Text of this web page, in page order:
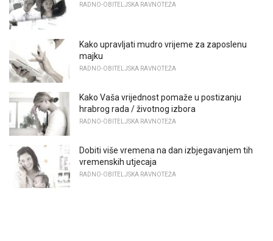
RADNO-OBITELJSKA RAVNOTEŽA
Kako upravljati mudro vrijeme za zaposlenu
majku
RADNO-OBITELJSKA RAVNOTEŽA
Kako Vaša vrijednost pomaže u postizanju
hrabrog rada / životnog izbora
RADNO-OBITELJSKA RAVNOTEŽA
Dobiti više vremena na dan izbjegavanjem tih
vremenskih utjecaja
RADNO-OBITELJSKA RAVNOTEŽA